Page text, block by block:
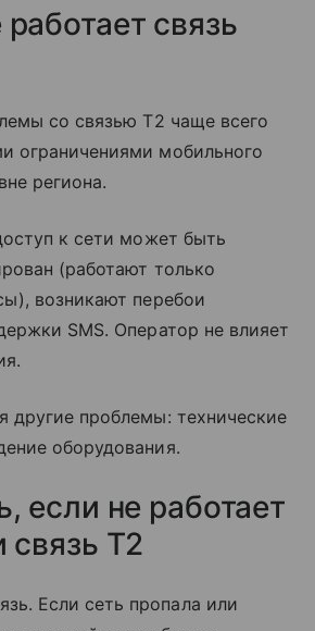
связь
со связью T2 чаще всего
ограничениями мобильного
региона.
к сети может быть
(работают только
возникают перебои
SMS. Оператор не влияет
другие проблемы: технические
оборудования.
если не работает
связь T2
Если сеть пропала или